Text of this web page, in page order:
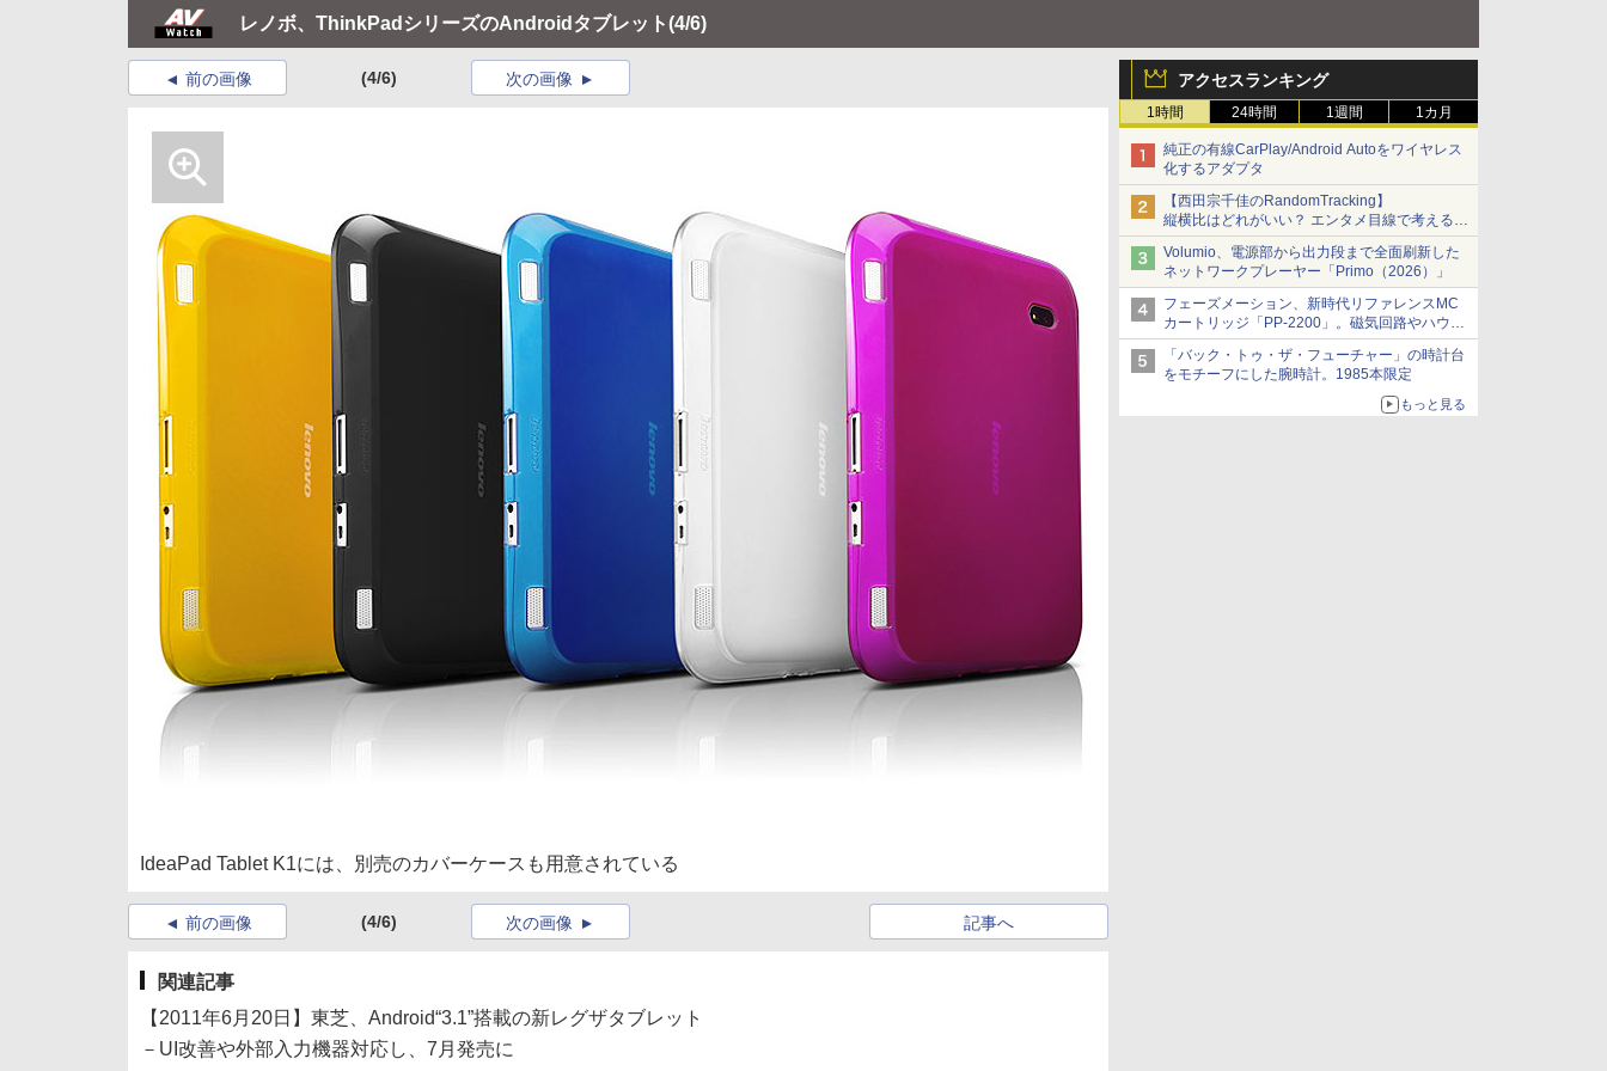
レノボ、ThinkPadシリーズのAndroidタブレット(4/6)
アクセスランキング
1時間 24時間 1週間 1カ月
純正の有線CarPlay/Android Autoをワイヤレス
化するアダプタ
【西田宗千佳のRandomTracking】
縦横比はどれがいい？ エンタメ目線で考える、
サムスン新「Galaxy Z Fold」
Volumio、電源部から出力段まで全面刷新した
ネットワークプレーヤー「Primo（2026）」
フェーズメーション、新時代リファレンスMC
カートリッジ「PP-2200」。磁気回路やハウジ
ングを根本から見直し
「バック・トゥ・ザ・フューチャー」の時計台
をモチーフにした腕時計。1985本限定
もっと見る
前の画像 (4/6) 次の画像
IdeaPad Tablet K1には、別売のカバーケースも用意されている
前の画像 (4/6) 記事へ
次の画像
関連記事
【2011年6月20日】東芝、Android“3.1”搭載の新レグザタブレット
－UI改善や外部入力機器対応し、7月発売に